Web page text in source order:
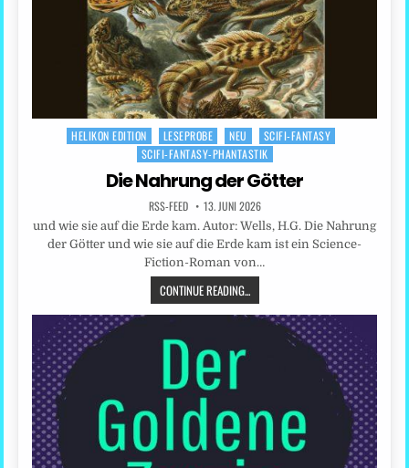
Posted
HELIKON EDITION LESEPROBE NEU
SCIFI-FANTASY
SCIFI-FANTASY-PHANTASTIK
Die Nahrung der Götter
RSS-FEED 13. JUNI 2026
und wie sie auf die Erde kam. Autor: Wells, H.G. Die Nahrung
der Götter und wie sie auf die Erde kam ist ein Science-
Fiction-Roman von…
CONTINUE READING...